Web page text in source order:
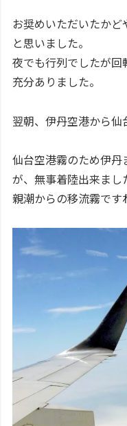
お奨めいただいたか
と思いました。
夜でも行列でしたが
充分ありました。
翌朝、伊丹空港から仙
仙台空港霧のため伊
が、無事着陸出来まし
親潮からの移流霧です